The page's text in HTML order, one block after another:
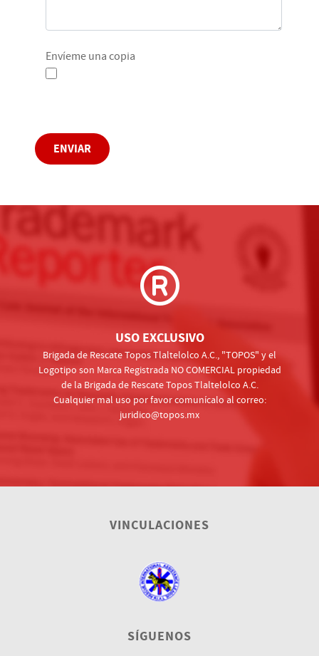
Envíeme una copia
Captcha
ENVIAR
USO EXCLUSIVO
Brigada de Rescate Topos Tlaltelolco A.C., "TOPOS" y el
Logotipo son Marca Registrada NO COMERCIAL propiedad
de la Brigada de Rescate Topos Tlaltelolco A.C.
Cualquier mal uso por favor comunícalo al correo:
juridico@topos.mx
VINCULACIONES
SÍGUENOS